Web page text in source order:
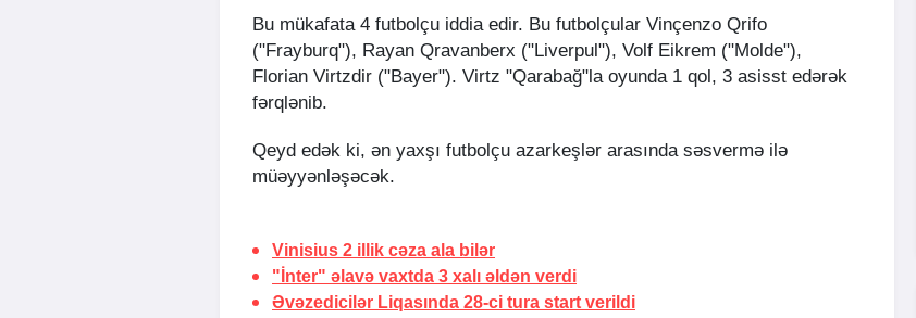
Bu mükafata 4 futbolçu iddia edir. Bu futbolçular Vinçenzo Qrifo
("Frayburq"), Rayan Qravanberx ("Liverpul"), Volf Eikrem ("Molde"),
Florian Virtzdir ("Bayer"). Virtz "Qarabağ"la oyunda 1 qol, 3 asisst edərək
fərqlənib.
Qeyd edək ki, ən yaxşı futbolçu azarkeşlər arasında səsvermə ilə
müəyyənləşəcək.
Vinisius 2 illik cəza ala bilər
"İnter" əlavə vaxtda 3 xalı əldən verdi
Əvəzedicilər Liqasında 28-ci tura start verildi